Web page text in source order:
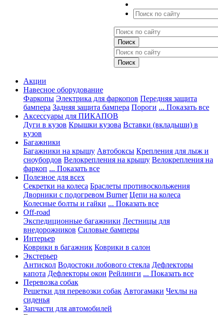
Акции
Навесное оборудование
Фаркопы Электрика для фаркопов Передняя защита
бампера Задняя защита бампера Пороги ... Показать все
Аксессуары для ПИКАПОВ
Дуги в кузов Крышки кузова Вставки (вкладыши) в
кузов
Багажники
Багажники на крышу Автобоксы Крепления для лыж и
сноубордов Велокрепления на крышу Велокрепления на
фаркоп ... Показать все
Полезное для всех
Секретки на колеса Браслеты противоскольжения
Дворники с подогревом Burner Цепи на колеса
Колесные болты и гайки ... Показать все
Off-road
Экспедиционные багажники Лестницы для
внедорожников Силовые бамперы
Интерьер
Коврики в багажник Коврики в салон
Экстерьер
Антискол Водостоки лобового стекла Дефлекторы
капота Дефлекторы окон Рейлинги ... Показать все
Перевозка собак
Решетки для перевозки собак Автогамаки Чехлы на
сиденья
Запчасти для автомобилей